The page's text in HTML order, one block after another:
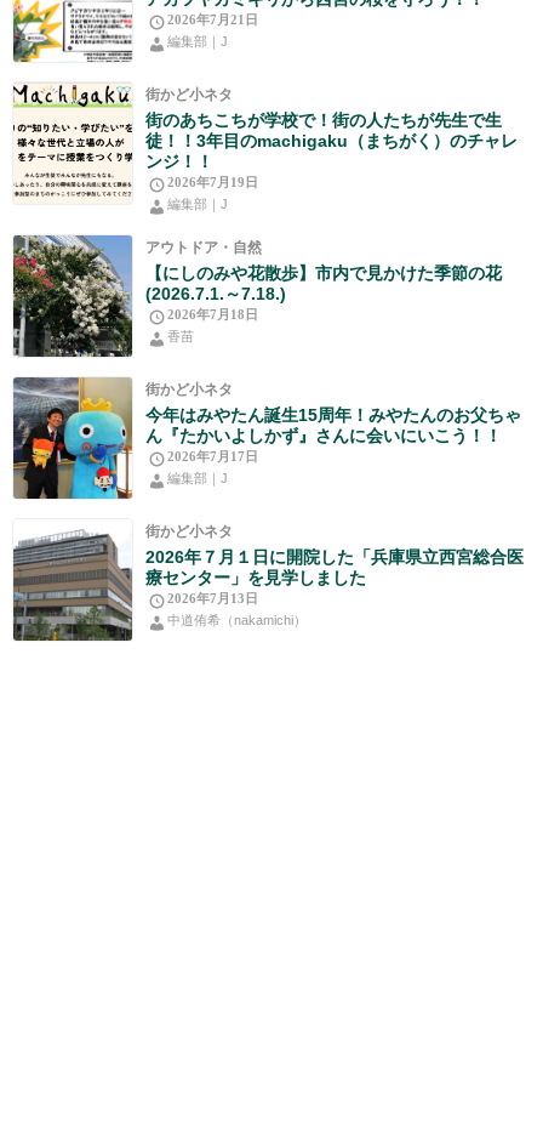
2026年7月21日
編集部｜J
街かど小ネタ
街のあちこちが学校で！街の人たちが先生で生
徒！！3年目のmachigaku（まちがく）のチャレ
ンジ！！
2026年7月19日
編集部｜J
アウトドア・自然
【にしのみや花散歩】市内で見かけた季節の花
(2026.7.1.～7.18.)
2026年7月18日
香苗
街かど小ネタ
今年はみやたん誕生15周年！みやたんのお父ちゃ
ん『たかいよしかず』さんに会いにいこう！！
2026年7月17日
編集部｜J
街かど小ネタ
2026年７月１日に開院した「兵庫県立西宮総合医
療センター」を見学しました
2026年7月13日
中道侑希（nakamichi）